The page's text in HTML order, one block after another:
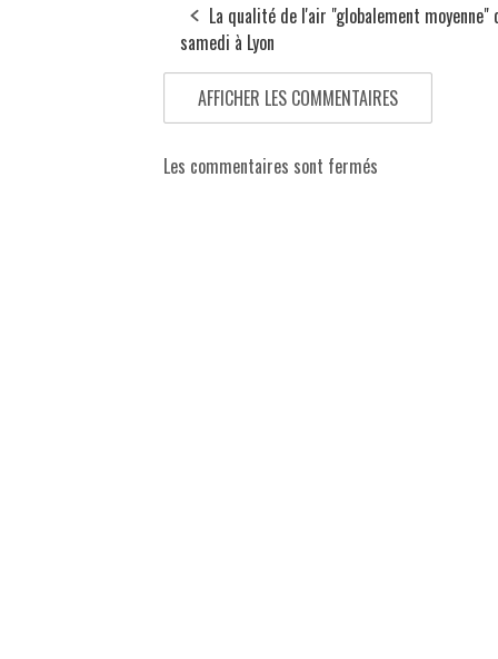
La qualité de l'air "globalement moyenne"
samedi à Lyon
AFFICHER LES COMMENTAIRES
Les commentaires sont fermés